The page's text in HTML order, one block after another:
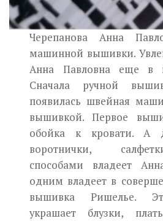
Черепанова Анна
машинной вышивки.
Анна Павловна еще в
Сначала ручной
появилась швейная
вышивкой. Первое
обойка к кровати. А
воротнички,
способами владеет
одним владеет в
вышивка Ришелье.
украшает блузки,